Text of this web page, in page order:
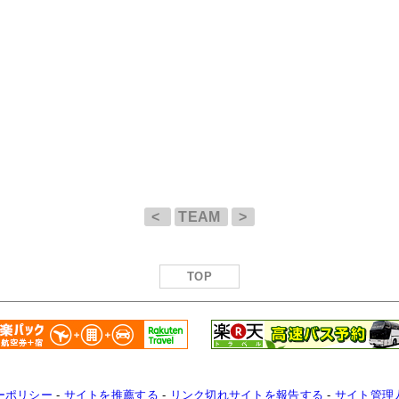
< TEAM >
TOP
ポリシー - サイトを推薦する - リンク切れサイトを報告する - サイト管理